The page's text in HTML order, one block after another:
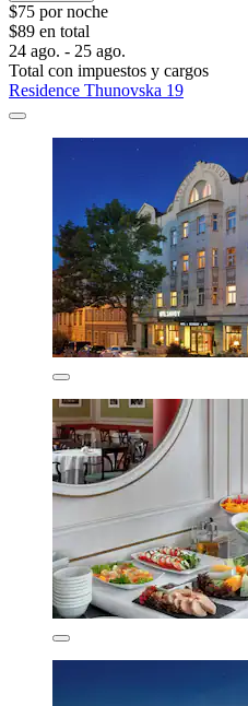
$75 por noche
$89 en total
24 ago. - 25 ago.
Total con impuestos y cargos
Residence Thunovska 19